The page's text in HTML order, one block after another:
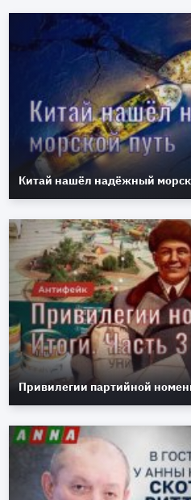
Китай нашёл надёжный
Привилегии партийной